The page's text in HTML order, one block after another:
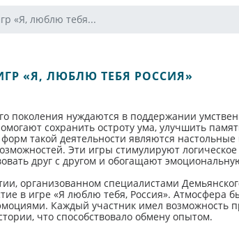
«Я, люблю тебя...
«Я, ЛЮБЛЮ ТЕБЯ РОССИЯ»
поколения нуждаются в поддержании
сохранить остроту ума, улучшить
такой деятельности являются
Эти игры стимулируют
друг с другом и обогащают
организованном специалистами
в игре «Я люблю тебя, Россия».
Каждый участник имел возможность
что способствовало обмену опытом.